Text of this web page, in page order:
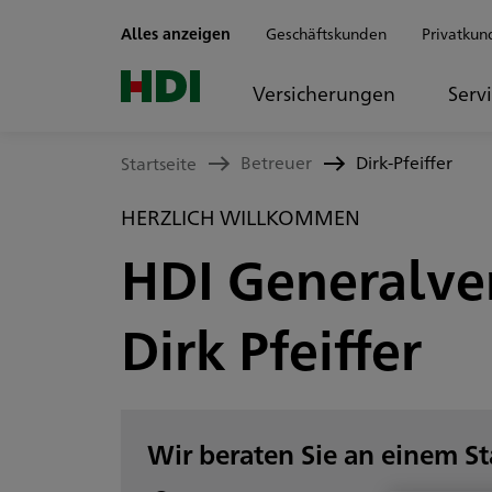
Alles anzeigen Geschäftskunden
Versicherungen
Startseite Betreuer Dirk-Pfeiffer
HERZLICH WILLKOMMEN
HDI
Dirk Pfeiffer
Wir beraten Sie an einem